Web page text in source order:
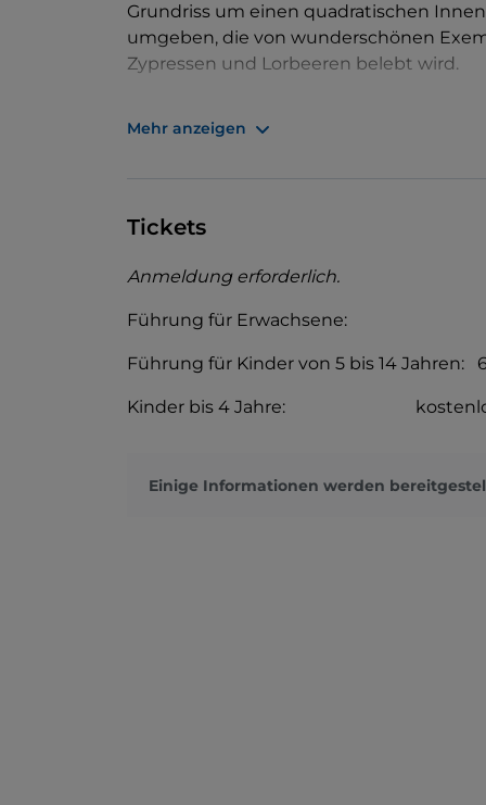
Grundriss um einen quadratischen
umgeben, die von wunderschönen
Zypressen und Lorbeeren belebt wird.
steinernen Fassade mit sehr wenigen
das für Führungen und Veranstaltungen
Kaminsaal
Mehr anzeigen
Tickets
Anmeldung erforderlich.
Führung für Erwachsene:
Führung für Kinder von 5 bis 14 Jahren:
Kinder bis 4 Jahre:
Einige Informationen werden